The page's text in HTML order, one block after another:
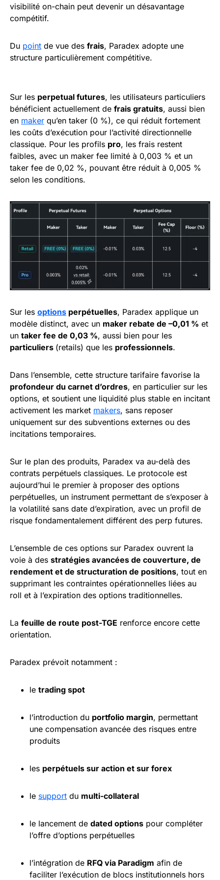
visibilité on-chain peut devenir un désavantage
compétitif.
Du point de vue des frais, Paradex adopte une
structure particulièrement compétitive.
Sur les perpetual futures, les utilisateurs particuliers
bénéficient actuellement de frais gratuits, aussi bien
en maker qu’en taker (0 %), ce qui réduit fortement
les coûts d’exécution pour l’activité directionnelle
classique. Pour les profils pro, les frais restent
faibles, avec un maker fee limité à 0,003 % et un
taker fee de 0,02 %, pouvant être réduit à 0,005 %
selon les conditions.
Sur les options perpétuelles, Paradex applique un
modèle distinct, avec un maker rebate de –0,01 % et
un taker fee de 0,03 %, aussi bien pour les
particuliers (retails) que les professionnels.
Dans l’ensemble, cette structure tarifaire favorise la
profondeur du carnet d’ordres, en particulier sur les
options, et soutient une liquidité plus stable en incitant
activement les market makers, sans reposer
uniquement sur des subventions externes ou des
incitations temporaires.
Sur le plan des produits, Paradex va au-delà des
contrats perpétuels classiques. Le protocole est
aujourd’hui le premier à proposer des options
perpétuelles, un instrument permettant de s’exposer à
la volatilité sans date d’expiration, avec un profil de
risque fondamentalement différent des perp futures.
L’ensemble de ces options sur Paradex ouvrent la
voie à des stratégies avancées de couverture, de
rendement et de structuration de positions, tout en
supprimant les contraintes opérationnelles liées au
roll et à l’expiration des options traditionnelles.
La feuille de route post-TGE renforce encore cette
orientation.
Paradex prévoit notamment :
le trading spot
l’introduction du portfolio margin, permettant
une compensation avancée des risques entre
produits
les perpétuels sur action et sur forex
le support du multi-collateral
le lancement de dated options pour compléter
l’offre d’options perpétuelles
l’intégration de RFQ via Paradigm afin de
faciliter l’exécution de blocs institutionnels hors